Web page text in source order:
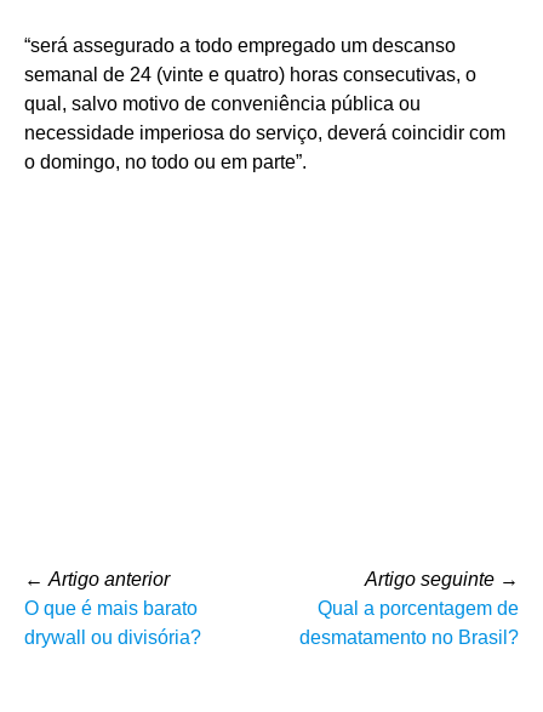
“será assegurado a todo empregado um descanso
semanal de 24 (vinte e quatro) horas consecutivas, o
qual, salvo motivo de conveniência pública ou
necessidade imperiosa do serviço, deverá coincidir com
o domingo, no todo ou em parte”.
← Artigo anterior
O que é mais barato
drywall ou divisória?
Artigo seguinte →
Qual a porcentagem de
desmatamento no Brasil?